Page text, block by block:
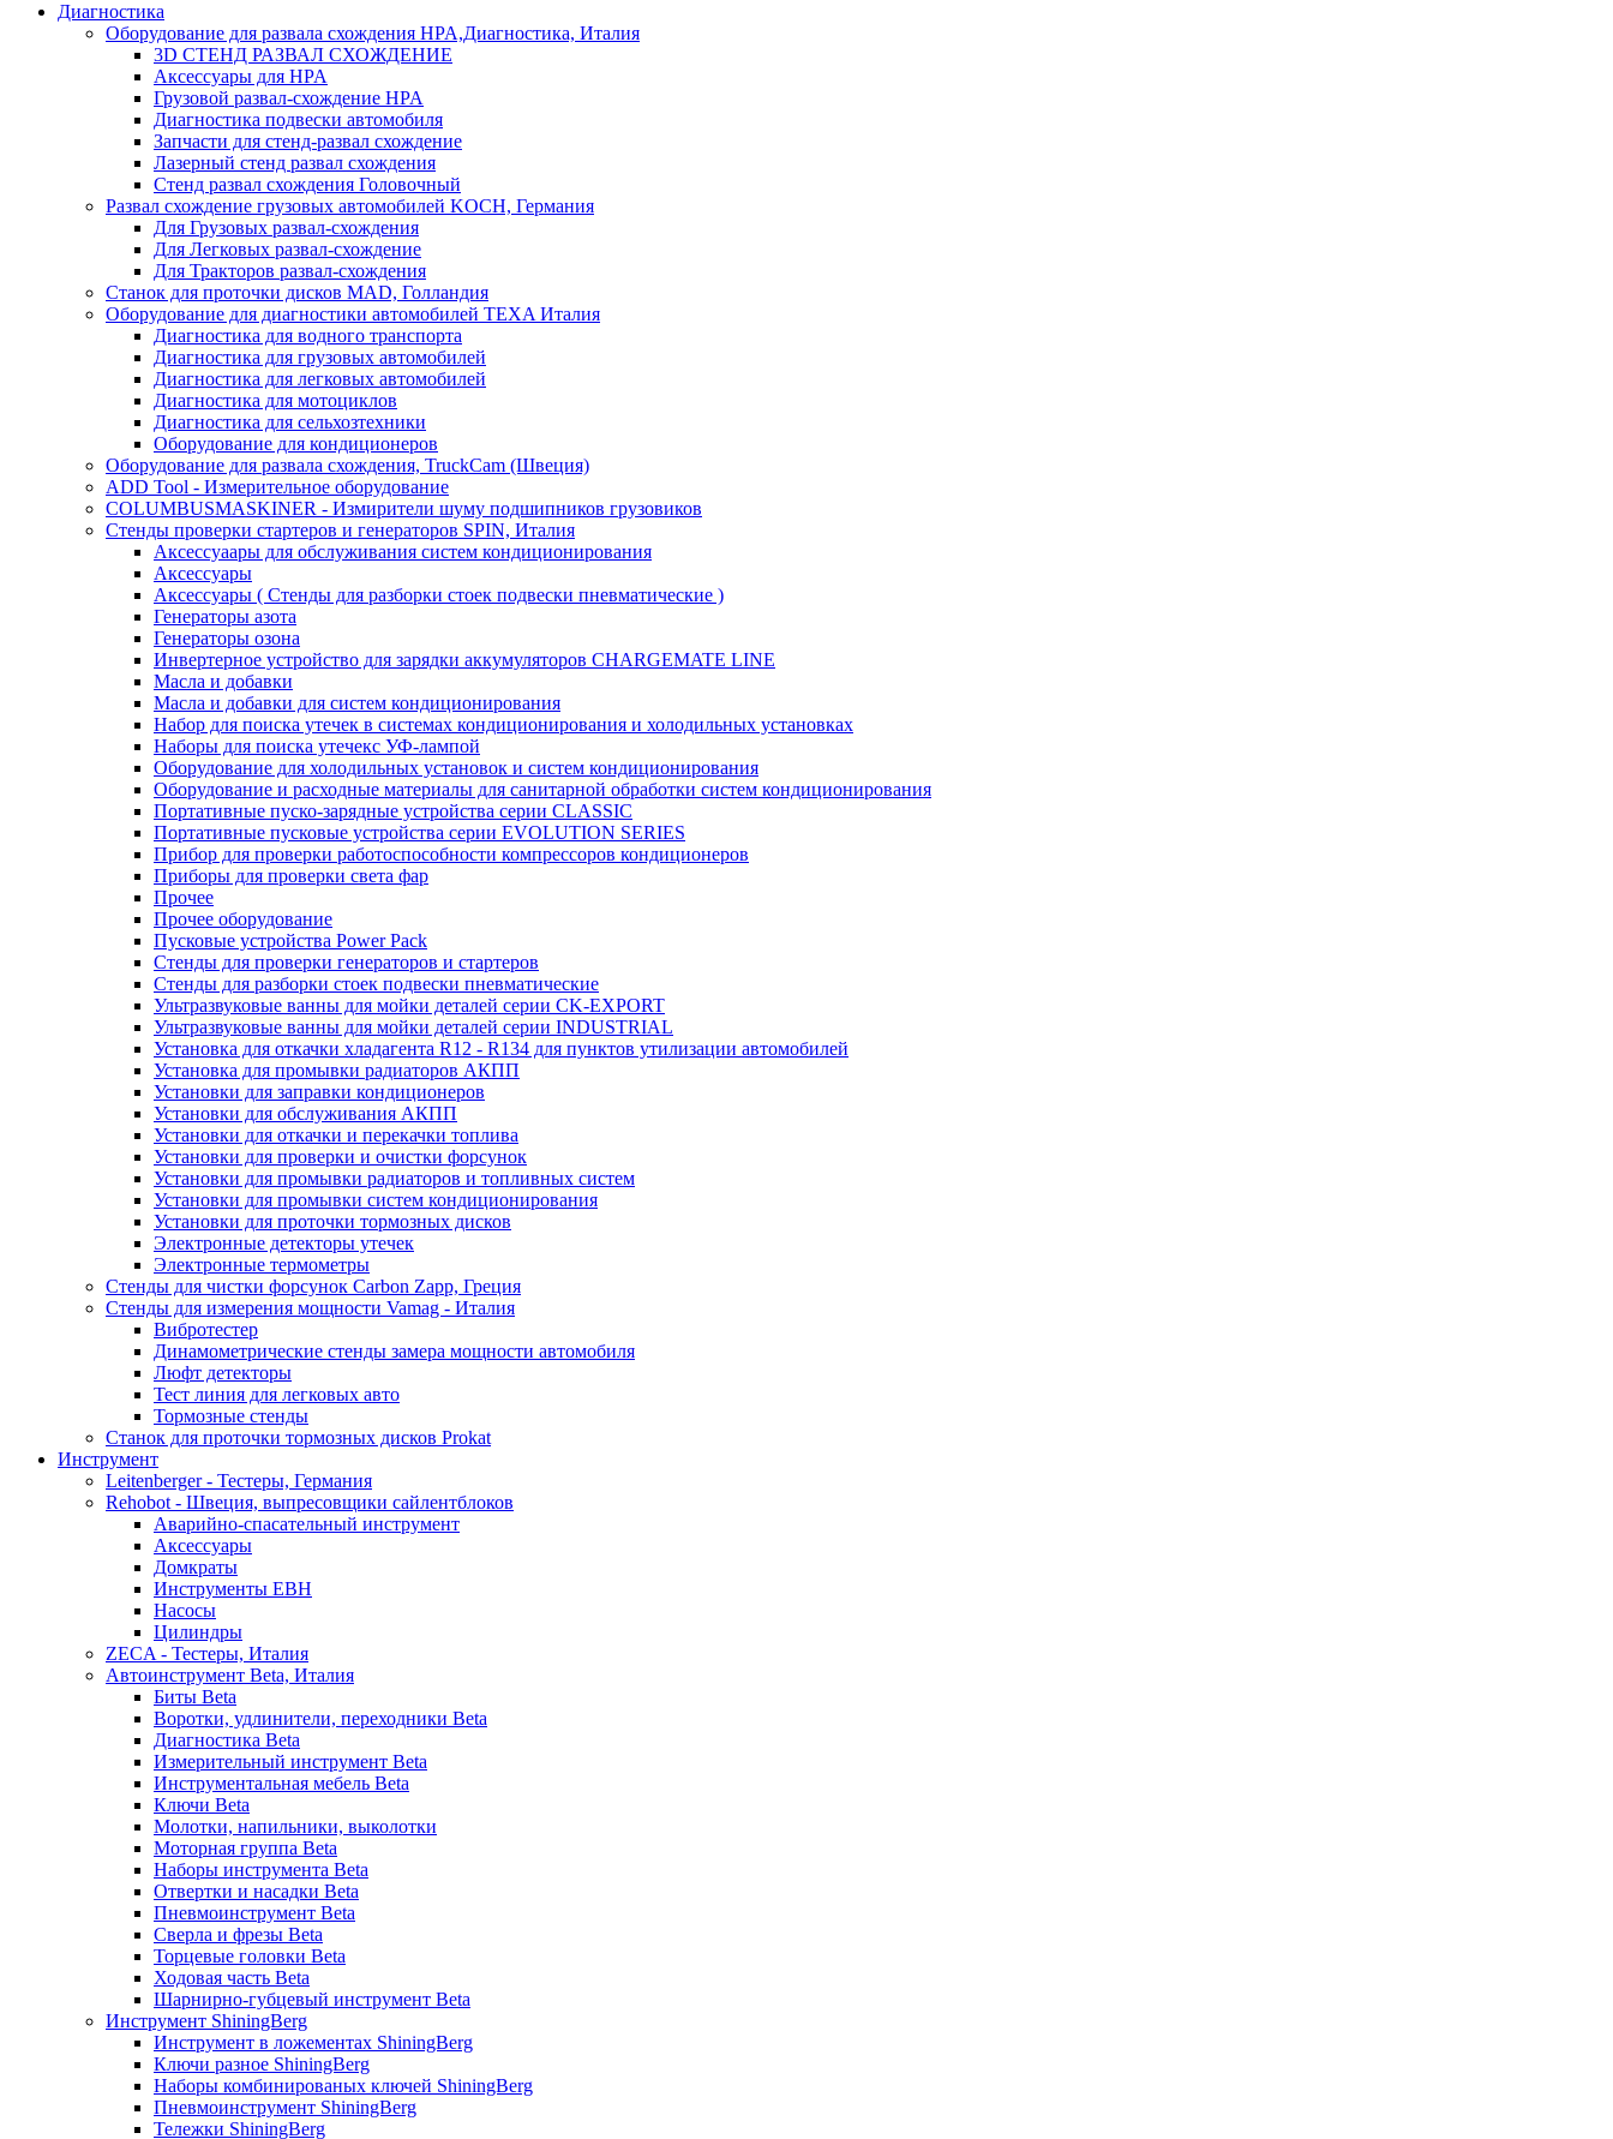
Диагностика
Оборудование для развала схождения HPA,Диагностика, Италия
3D СТЕНД РАЗВАЛ СХОЖДЕНИЕ
Аксессуары для HPA
Грузовой развал-схождение HPA
Диагностика подвески автомобиля
Запчасти для стенд-развал схождение
Лазерный стенд развал схождения
Стенд развал схождения Головочный
Развал схождение грузовых автомобилей KOCH, Германия
Для Грузовых развал-схождения
Для Легковых развал-схождение
Для Тракторов развал-схождения
Станок для проточки дисков MAD, Голландия
Оборудование для диагностики автомобилей TEXA Италия
Диагностика для водного транспорта
Диагностика для грузовых автомобилей
Диагностика для легковых автомобилей
Диагностика для мотоциклов
Диагностика для сельхозтехники
Оборудование для кондиционеров
Оборудование для развала схождения, TruckCam (Швеция)
ADD Tool - Измерительное оборудование
COLUMBUSMASKINER - Измирители шуму подшипников грузовиков
Стенды проверки стартеров и генераторов SPIN, Италия
Аксессуаары для обслуживания систем кондиционирования
Аксессуары
Аксессуары ( Стенды для разборки стоек подвески пневматические )
Генераторы азота
Генераторы озона
Инвертерное устройство для зарядки аккумуляторов CHARGEMATE LINE
Масла и добавки
Масла и добавки для систем кондиционирования
Набор для поиска утечек в системах кондиционирования и холодильных установках
Наборы для поиска утечекс УФ-лампой
Оборудование для холодильных установок и систем кондиционирования
Оборудование и расходные материалы для санитарной обработки систем кондиционирования
Портативные пуско-зарядные устройства серии CLASSIC
Портативные пусковые устройства серии EVOLUTION SERIES
Прибор для проверки работоспособности компрессоров кондиционеров
Приборы для проверки света фар
Прочее
Прочее оборудование
Пусковые устройства Power Pack
Стенды для проверки генераторов и стартеров
Стенды для разборки стоек подвески пневматические
Ультразвуковые ванны для мойки деталей серии CK-EXPORT
Ультразвуковые ванны для мойки деталей серии INDUSTRIAL
Установка для откачки хладагента R12 - R134 для пунктов утилизации автомобилей
Установка для промывки радиаторов АКПП
Установки для заправки кондиционеров
Установки для обслуживания АКПП
Установки для откачки и перекачки топлива
Установки для проверки и очистки форсунок
Установки для промывки радиаторов и топливных систем
Установки для промывки систем кондиционирования
Установки для проточки тормозных дисков
Электронные детекторы утечек
Электронные термометры
Стенды для чистки форсунок Carbon Zapp, Греция
Стенды для измерения мощности Vamag - Италия
Вибротестер
Динамометрические стенды замера мощности автомобиля
Люфт детекторы
Тест линия для легковых авто
Тормозные стенды
Станок для проточки тормозных дисков Prokat
Инструмент
Leitenberger - Тестеры, Германия
Rehobot - Швеция, выпресовщики сайлентблоков
Аварийно-спасательный инструмент
Аксессуары
Домкраты
Инструменты EBH
Насосы
Цилиндры
ZECA - Тестеры, Италия
Автоинструмент Beta, Италия
Биты Beta
Воротки, удлинители, переходники Beta
Диагностика Beta
Измерительный инструмент Beta
Инструментальная мебель Beta
Ключи Beta
Молотки, напильники, выколотки
Моторная группа Beta
Наборы инструмента Beta
Отвертки и насадки Beta
Пневмоинструмент Beta
Сверла и фрезы Beta
Торцевые головки Beta
Ходовая часть Beta
Шарнирно-губцевый инструмент Beta
Инструмент ShiningBerg
Инструмент в ложементах ShiningBerg
Ключи разное ShiningBerg
Наборы комбинированых ключей ShiningBerg
Пневмоинструмент ShiningBerg
Тележки ShiningBerg